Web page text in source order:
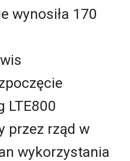
wynosiła 170
LTE800
przez rząd w
wykorzystania